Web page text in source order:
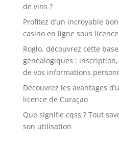
de vins ?
Profitez d’un incroyable
casino en ligne sous licence
Roglo, découvrez cette
généalogiques :
de vos informations
Découvrez les avantages
licence de Curaçao
Que signifie cqss ? Tout
son utilisation